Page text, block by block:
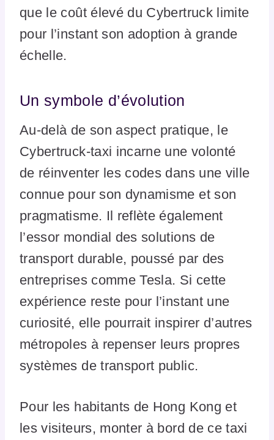
que le coût élevé du Cybertruck limite
pour l’instant son adoption à grande
échelle.
Un symbole d’évolution
Au-delà de son aspect pratique, le
Cybertruck-taxi incarne une volonté
de réinventer les codes dans une ville
connue pour son dynamisme et son
pragmatisme. Il reflète également
l’essor mondial des solutions de
transport durable, poussé par des
entreprises comme Tesla. Si cette
expérience reste pour l’instant une
curiosité, elle pourrait inspirer d’autres
métropoles à repenser leurs propres
systèmes de transport public.
Pour les habitants de Hong Kong et
les visiteurs, monter à bord de ce taxi